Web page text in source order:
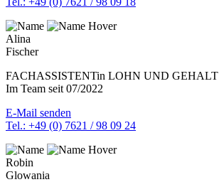
Alina
Fischer
FACHASSISTENTin LOHN UND GEHALT
Im Team seit 07/2022
E-Mail senden
Tel.: +49 (0) 7621 / 98 09 24
Robin
Glowania